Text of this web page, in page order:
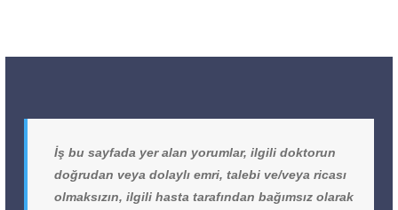
İş bu sayfada yer alan yorumlar, ilgili doktorun
doğrudan veya dolaylı emri, talebi ve/veya ricası
olmaksızın, ilgili hasta tarafından bağımsız olarak